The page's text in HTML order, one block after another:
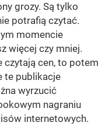
grozy. Są tylko
potrafią czytać.
momencie
więcej czy mniej.
czytają cen, to potem
te publikacje
wyrzucić
nagraniu
internetowych.